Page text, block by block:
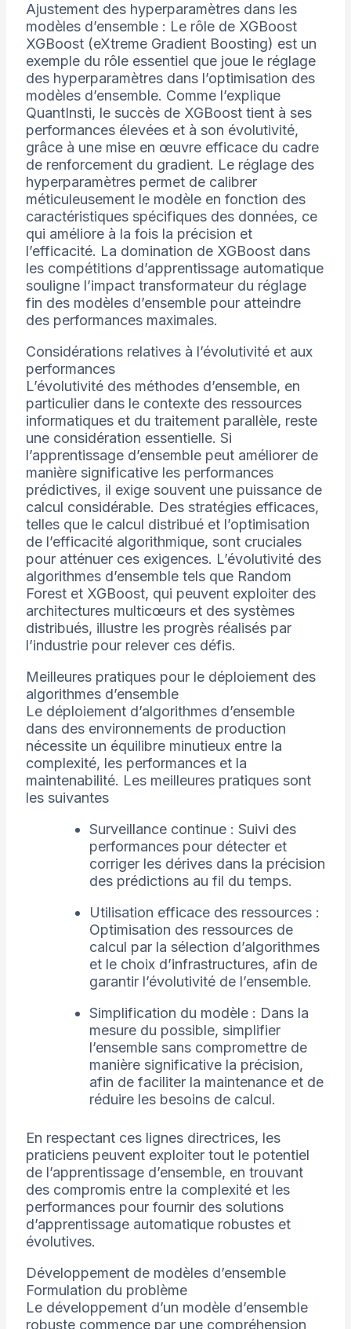
Ajustement des hyperparamètres dans les
modèles d’ensemble : Le rôle de XGBoost
XGBoost (eXtreme Gradient Boosting) est un
exemple du rôle essentiel que joue le réglage
des hyperparamètres dans l’optimisation des
modèles d’ensemble. Comme l’explique
QuantInsti, le succès de XGBoost tient à ses
performances élevées et à son évolutivité,
grâce à une mise en œuvre efficace du cadre
de renforcement du gradient. Le réglage des
hyperparamètres permet de calibrer
méticuleusement le modèle en fonction des
caractéristiques spécifiques des données, ce
qui améliore à la fois la précision et
l’efficacité. La domination de XGBoost dans
les compétitions d’apprentissage automatique
souligne l’impact transformateur du réglage
fin des modèles d’ensemble pour atteindre
des performances maximales.
Considérations relatives à l’évolutivité et aux
performances
L’évolutivité des méthodes d’ensemble, en
particulier dans le contexte des ressources
informatiques et du traitement parallèle, reste
une considération essentielle. Si
l’apprentissage d’ensemble peut améliorer de
manière significative les performances
prédictives, il exige souvent une puissance de
calcul considérable. Des stratégies efficaces,
telles que le calcul distribué et l’optimisation
de l’efficacité algorithmique, sont cruciales
pour atténuer ces exigences. L’évolutivité des
algorithmes d’ensemble tels que Random
Forest et XGBoost, qui peuvent exploiter des
architectures multicœurs et des systèmes
distribués, illustre les progrès réalisés par
l’industrie pour relever ces défis.
Meilleures pratiques pour le déploiement des
algorithmes d’ensemble
Le déploiement d’algorithmes d’ensemble
dans des environnements de production
nécessite un équilibre minutieux entre la
complexité, les performances et la
maintenabilité. Les meilleures pratiques sont
les suivantes
Surveillance continue : Suivi des
performances pour détecter et
corriger les dérives dans la précision
des prédictions au fil du temps.
Utilisation efficace des ressources :
Optimisation des ressources de
calcul par la sélection d’algorithmes
et le choix d’infrastructures, afin de
garantir l’évolutivité de l’ensemble.
Simplification du modèle : Dans la
mesure du possible, simplifier
l’ensemble sans compromettre de
manière significative la précision,
afin de faciliter la maintenance et de
réduire les besoins de calcul.
En respectant ces lignes directrices, les
praticiens peuvent exploiter tout le potentiel
de l’apprentissage d’ensemble, en trouvant
des compromis entre la complexité et les
performances pour fournir des solutions
d’apprentissage automatique robustes et
évolutives.
Développement de modèles d’ensemble
Formulation du problème
Le développement d’un modèle d’ensemble
robuste commence par une compréhension